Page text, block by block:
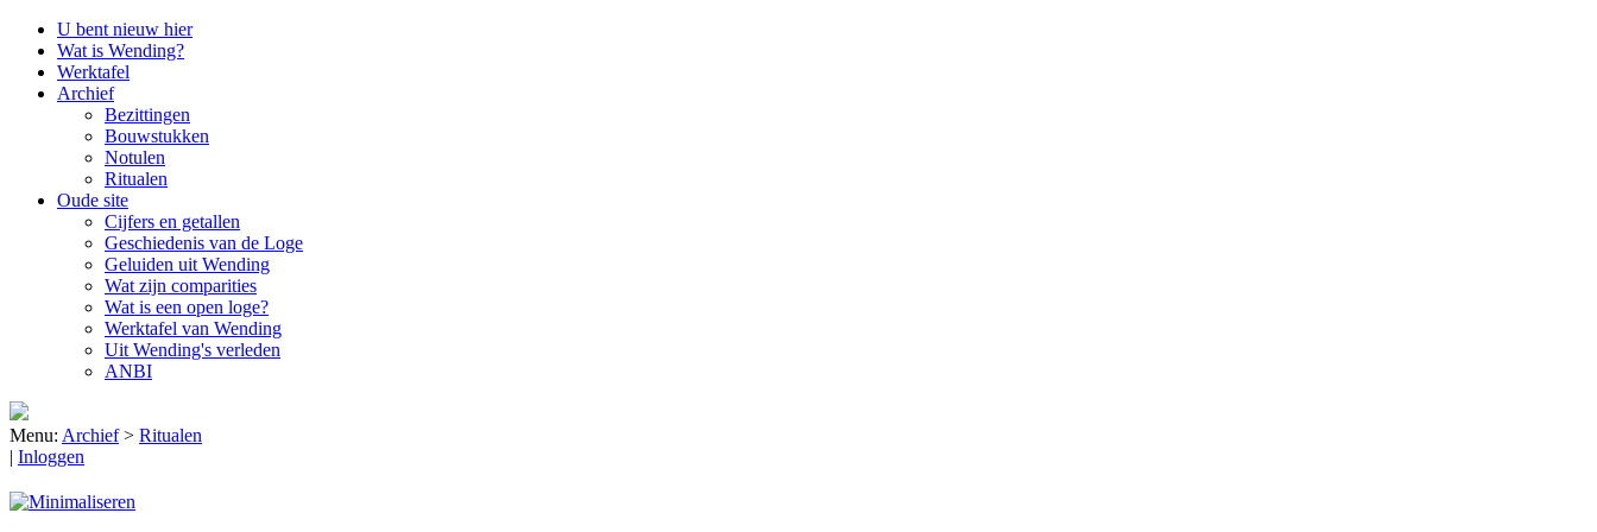
U bent nieuw hier
Wat is Wending?
Werktafel
Archief
Bezittingen
Bouwstukken
Notulen
Ritualen
Oude site
Cijfers en getallen
Geschiedenis van de Loge
Geluiden uit Wending
Wat zijn comparities
Wat is een open loge?
Werktafel van Wending
Uit Wending's verleden
ANBI
Menu: Archief> Ritualen
| Inloggen